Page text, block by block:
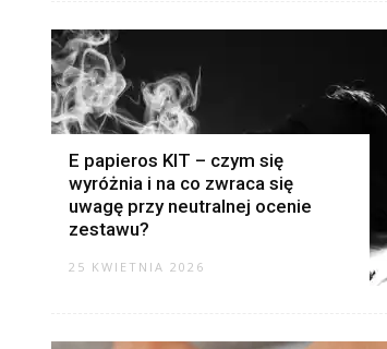
E papieros KIT – czym się
wyróżnia i na co zwraca się
uwagę przy neutralnej ocenie
zestawu?
25 KWIETNIA 2026